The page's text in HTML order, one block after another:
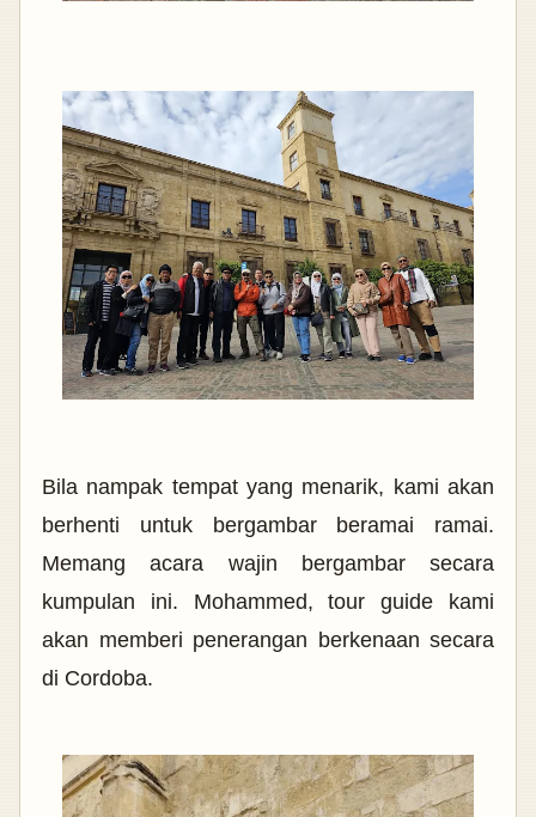
Bila nampak tempat yang menarik, kami akan
berhenti untuk bergambar beramai ramai.
Memang acara wajin bergambar secara
kumpulan ini. Mohammed, tour guide kami
akan memberi penerangan berkenaan secara
di Cordoba.